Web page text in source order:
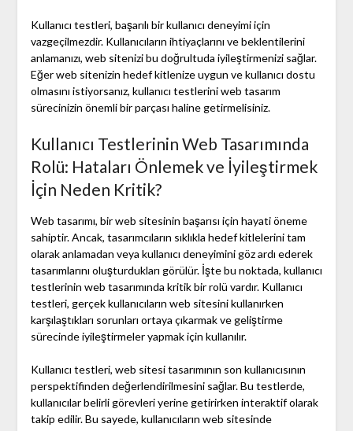
Kullanıcı testleri, başarılı bir kullanıcı deneyimi için
vazgeçilmezdir. Kullanıcıların ihtiyaçlarını ve beklentilerini
anlamanızı, web sitenizi bu doğrultuda iyileştirmenizi sağlar.
Eğer web sitenizin hedef kitlenize uygun ve kullanıcı dostu
olmasını istiyorsanız, kullanıcı testlerini web tasarım
sürecinizin önemli bir parçası haline getirmelisiniz.
Kullanıcı Testlerinin Web Tasarımında
Rolü: Hataları Önlemek ve İyileştirmek
İçin Neden Kritik?
Web tasarımı, bir web sitesinin başarısı için hayati öneme
sahiptir. Ancak, tasarımcıların sıklıkla hedef kitlelerini tam
olarak anlamadan veya kullanıcı deneyimini göz ardı ederek
tasarımlarını oluşturdukları görülür. İşte bu noktada, kullanıcı
testlerinin web tasarımında kritik bir rolü vardır. Kullanıcı
testleri, gerçek kullanıcıların web sitesini kullanırken
karşılaştıkları sorunları ortaya çıkarmak ve geliştirme
sürecinde iyileştirmeler yapmak için kullanılır.
Kullanıcı testleri, web sitesi tasarımının son kullanıcısının
perspektifinden değerlendirilmesini sağlar. Bu testlerde,
kullanıcılar belirli görevleri yerine getirirken interaktif olarak
takip edilir. Bu sayede, kullanıcıların web sitesinde